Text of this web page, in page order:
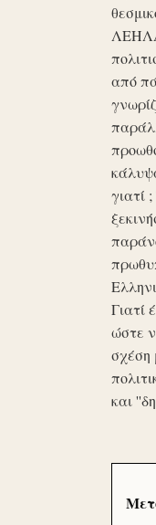
από
γιατί
Γιατί
ώστε
σχέση
και